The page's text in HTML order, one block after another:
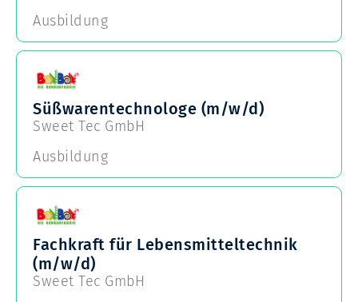
Ausbildung
Süßwarentechnologe (m/w/d)
Sweet Tec GmbH
Ausbildung
Fachkraft für Lebensmitteltechnik
(m/w/d)
Sweet Tec GmbH